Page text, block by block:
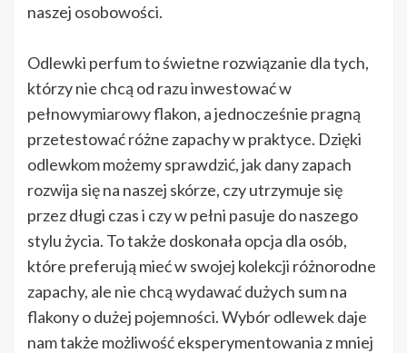
naszej osobowości.
Odlewki perfum to świetne rozwiązanie dla tych,
którzy nie chcą od razu inwestować w
pełnowymiarowy flakon, a jednocześnie pragną
przetestować różne zapachy w praktyce. Dzięki
odlewkom możemy sprawdzić, jak dany zapach
rozwija się na naszej skórze, czy utrzymuje się
przez długi czas i czy w pełni pasuje do naszego
stylu życia. To także doskonała opcja dla osób,
które preferują mieć w swojej kolekcji różnorodne
zapachy, ale nie chcą wydawać dużych sum na
flakony o dużej pojemności. Wybór odlewek daje
nam także możliwość eksperymentowania z mniej